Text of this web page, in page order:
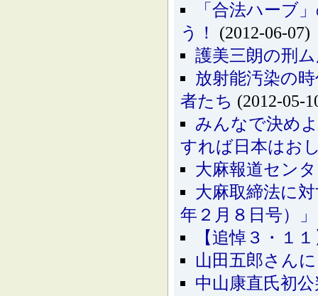
「合法ハーブ
う！
(2012-06-07)
護美三朗の刑
放射能汚染の
者たち (2012-05-
みんなで決め
すれば日本はお
大麻報道セン
大麻取締法に
年２月８日号）
【追悼３・１
山田五郎さん
中山康直氏初